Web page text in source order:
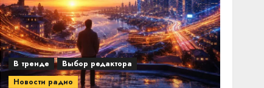
В тренде
Выбор редактора
Новости радио